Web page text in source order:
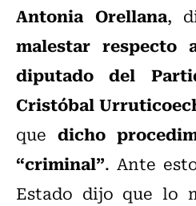
Antonia Orellana,
malestar respecto
diputado del
Cristóbal
que dicho
“criminal”. Ante
Estado dijo que lo